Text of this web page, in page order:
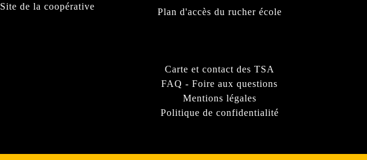
Site de la coopérative
Plan d'accès du rucher école
Carte et contact des TSA
FAQ - Foire aux questions
Mentions légales
Politique de confidentialité